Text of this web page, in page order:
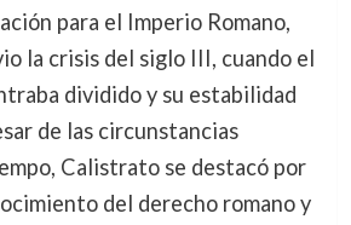
para el Imperio Romano,
la crisis del siglo III, cuando el
dividido y su estabilidad
de las circunstancias
Calistrato se destacó por
del derecho romano y